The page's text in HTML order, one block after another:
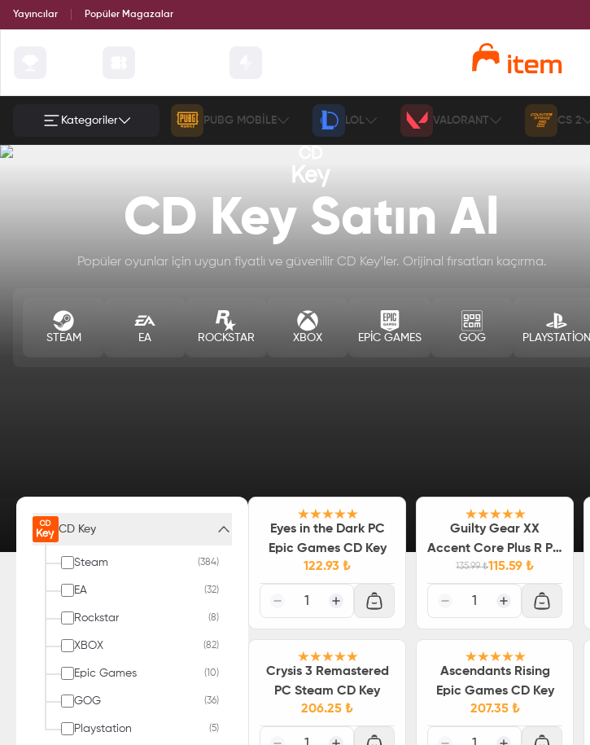
Yayıncılar Popüler Magazalar
Kategoriler PUBG MOBILE LOL VALORANT CS 2
CD Key Satın Al
Popüler oyunlar için uygun fiyatlı ve güvenilir CD Key’ler. Orijinal fırsatları kaçırma.
STEAM EA ROCKSTAR XBOX EPIC GAMES GOG PLAYSTATION
CD Key
Steam (384)
EA (32)
Rockstar (8)
XBOX (82)
Epic Games (10)
GOG (36)
Playstation (5)
Eyes in the Dark PC
Epic Games CD Key
122.93 ₺
1
%
Guilty Gear XX
Accent Core Plus R PC
Steam CD Key
135.99₺115.59 ₺
1
Crysis 3 Remastered
PC Steam CD Key
206.25 ₺
Ascendants Rising
Epic Games CD Key
207.35₺